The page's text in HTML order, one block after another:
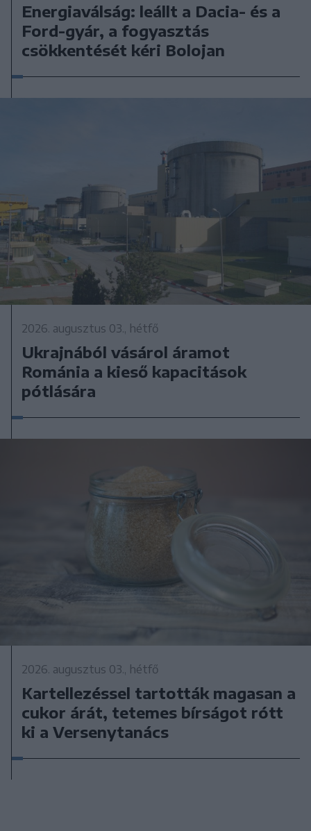
Energiaválság: leállt a Dacia- és a
Ford-gyár, a fogyasztás
csökkentését kéri Bolojan
2026. augusztus 03., hétfő
Ukrajnából vásárol áramot
Románia a kieső kapacitások
pótlására
2026. augusztus 03., hétfő
Kartellezéssel tartották magasan a
cukor árát, tetemes bírságot rótt
ki a Versenytanács